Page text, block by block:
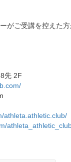
がご受講を控えた
先 2F
athleta.athletic.club/